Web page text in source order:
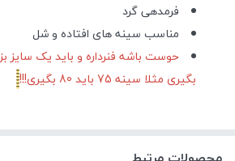
فرمدهی گرد
مناسب سینه های افتاده و شل
حوست باشه فنرداره و باید یک سایز
بگیری مثلا سینه 75 باید 80 بگیری!!!